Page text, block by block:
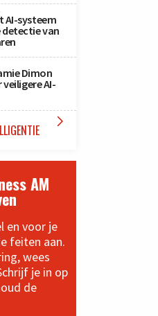
AI-systeem
van
Dimon
AI-

AM
en voor je
feiten aan.
wees
je in op
de